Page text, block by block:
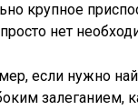
крупное
нет
если нужно
залеганием,